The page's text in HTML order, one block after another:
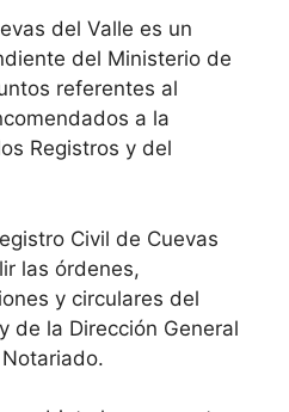
del Valle es un
del Ministerio de
referentes al
a la
Registros y del
Civil de Cuevas
las órdenes,
y circulares del
de la Dirección General